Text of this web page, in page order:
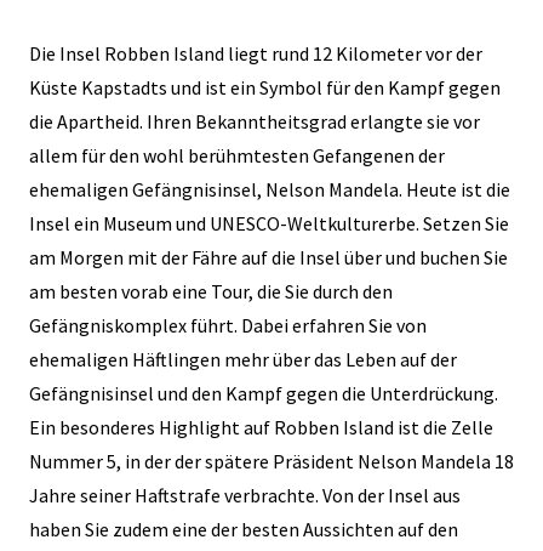
Die Insel Robben Island liegt rund 12 Kilometer vor der
Küste Kapstadts und ist ein Symbol für den Kampf gegen
die Apartheid. Ihren Bekanntheitsgrad erlangte sie vor
allem für den wohl berühmtesten Gefangenen der
ehemaligen Gefängnisinsel, Nelson Mandela. Heute ist die
Insel ein Museum und UNESCO-Weltkulturerbe. Setzen Sie
am Morgen mit der Fähre auf die Insel über und buchen Sie
am besten vorab eine Tour, die Sie durch den
Gefängniskomplex führt. Dabei erfahren Sie von
ehemaligen Häftlingen mehr über das Leben auf der
Gefängnisinsel und den Kampf gegen die Unterdrückung.
Ein besonderes Highlight auf Robben Island ist die Zelle
Nummer 5, in der der spätere Präsident Nelson Mandela 18
Jahre seiner Haftstrafe verbrachte. Von der Insel aus
haben Sie zudem eine der besten Aussichten auf den